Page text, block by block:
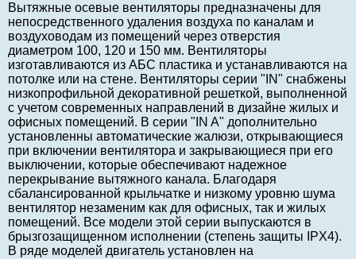
Вытяжные осевые вентиляторы предназначены для
непосредственного удаления воздуха по каналам и
воздуховодам из помещений через отверстия
диаметром 100, 120 и 150 мм. Вентиляторы
изготавливаются из АБС пластика и устанавливаются на
потолке или на стене. Вентиляторы серии "IN" снабжены
низкопрофильной декоративной решеткой, выполненной
с учетом современных направлений в дизайне жилых и
офисных помещений. В серии "IN A" дополнительно
установленны автоматические жалюзи, открывающиеся
при включении вентилятора и закрывающиеся при его
выключении, которые обеспечивают надежное
перекрывание вытяжного канала. Благодаря
сбалансированной крыльчатке и низкому уровню шума
вентилятор незаменим как для офисных, так и жилых
помещений. Все модели этой серии выпускаются в
брызгозащищенном исполнении (степень защиты IPX4).
В ряде моделей двигатель установлен на